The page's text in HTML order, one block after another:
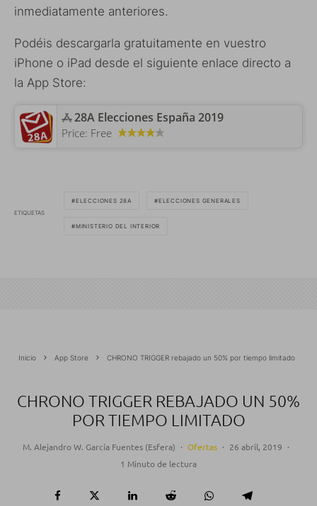
inmediatamente anteriores.
Podéis descargarla gratuitamente en vuestro
iPhone o iPad desde el siguiente enlace directo a
la App Store:
‎28A Elecciones España 2019
Price: Free
ETIQUETAS
ELECCIONES 28A ELECCIONES GENERALES
MINISTERIO DEL INTERIOR
Inicio App Store CHRONO TRIGGER rebajado un 50% por tiempo limitado
CHRONO TRIGGER REBAJADO UN 50%
POR TIEMPO LIMITADO
M. Alejandro W. García Fuentes (Esfera) · Ofertas · 26 abril, 2019 ·
1 Minuto de lectura